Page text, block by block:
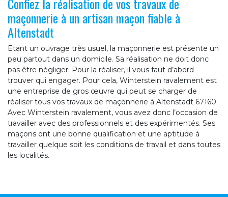
maçonnerie à un artisan maçon fiable à
Altenstadt
Etant un ouvrage très usuel, la maçonnerie est présente un
peu partout dans un domicile. Sa réalisation ne doit donc
pas être négliger. Pour la réaliser, il vous faut d’abord
trouver qui engager. Pour cela, Winterstein ravalement est
une entreprise de gros œuvre qui peut se charger de
réaliser tous vos travaux de maçonnerie à Altenstadt 67160.
Avec Winterstein ravalement, vous avez donc l’occasion de
travailler avec des professionnels et des expérimentés. Ses
maçons ont une bonne qualification et une aptitude à
travailler quelque soit les conditions de travail et dans toutes
les localités.